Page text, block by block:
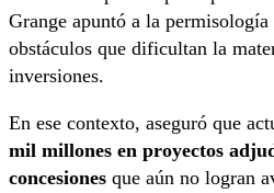
Grange apuntó a la
obstáculos que dificultan la
inversiones.
En ese contexto, aseguró que
mil millones en proyectos
concesiones que aún no logran